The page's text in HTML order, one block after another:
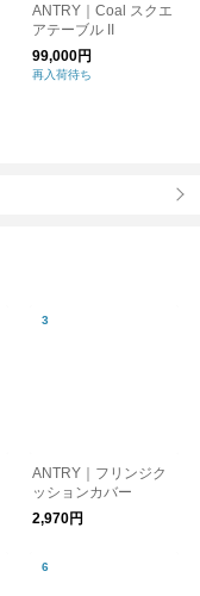
ANTRY｜Coal スクエ
アテーブル II
99,000円
再入荷待ち
ANTRY｜フリンジク
ッションカバー
2,970円